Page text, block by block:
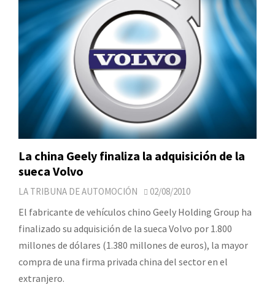
La china Geely finaliza la adquisición de la
sueca Volvo
LA TRIBUNA DE AUTOMOCIÓN 02/08/2010
El fabricante de vehículos chino Geely Holding Group ha
finalizado su adquisición de la sueca Volvo por 1.800
millones de dólares (1.380 millones de euros), la mayor
compra de una firma privada china del sector en el
extranjero.